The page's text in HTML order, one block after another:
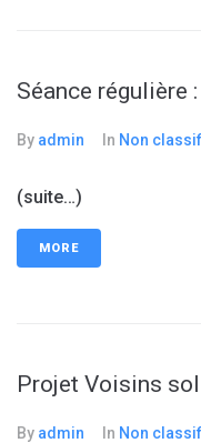
Séance régulière
By admin In Non
(suite…)
MORE
Projet Voisins
By admin In Non